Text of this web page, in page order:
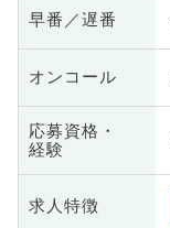
早番／遅番
オンコール
応募資格・
経験
求人特徴